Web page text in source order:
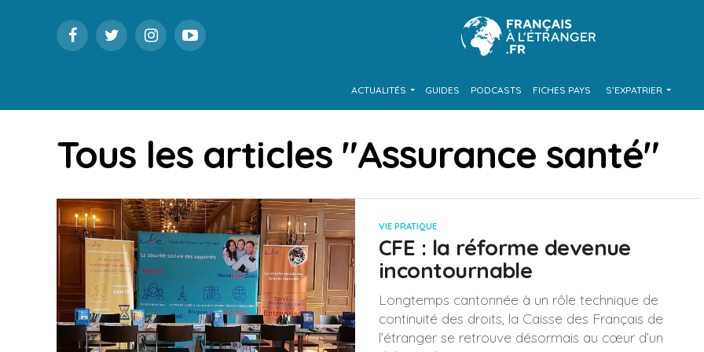
ACTUALITÉS GUIDES PODCASTS FICHES PAYS S’EXPATRIER
Tous les articles "Assurance santé"
VIE PRATIQUE
CFE : la réforme devenue
incontournable
Longtemps cantonnée à un rôle technique de
continuité des droits, la Caisse des Français de
l’étranger se retrouve désormais au cœur d’un